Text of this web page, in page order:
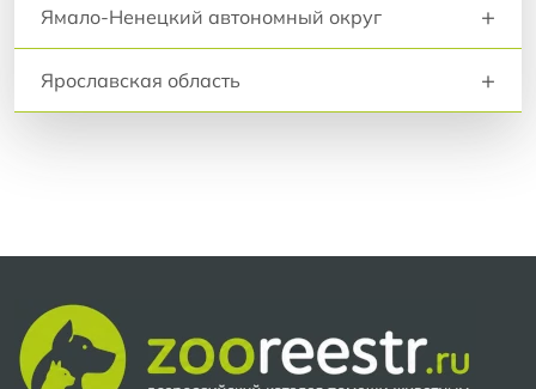
Ямало-Ненецкий автономный округ +
Ярославская область +